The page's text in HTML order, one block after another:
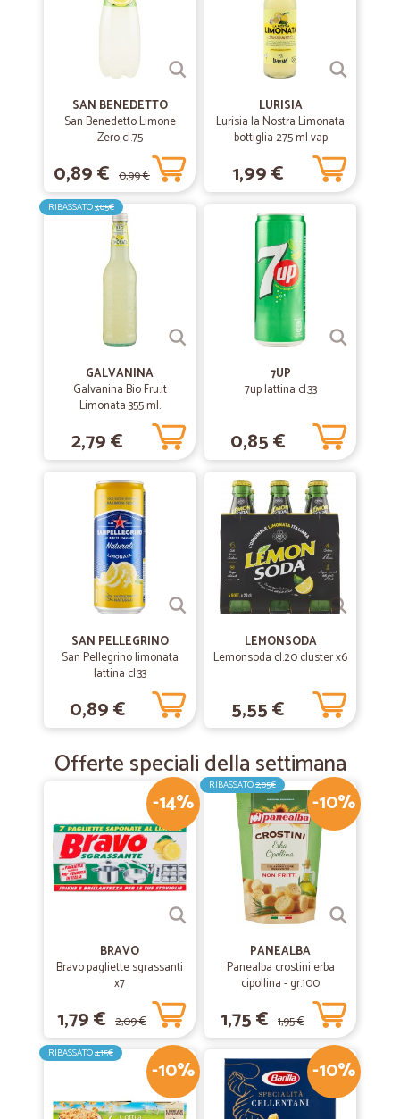
20/07/2020
Veloci e precisi
Veloci e precisi
29/12/2019
—Jacomina P.
Grazie mille per la puntualità i…
Grazie mille per la puntualità i prodotti ordinati erano ottimi e graxie
anche x il carinissimo omaggio
SAN BENEDETTO
San Benedetto Limone
Zero cl.75
0,89 € 0,99 €
LURISIA
Lurisia la Nostra Limonata
bottiglia 275 ml vap
1,99 €
RIBASSATO3,05€
GALVANINA
Galvanina Bio Fru.it
Limonata 355 ml.
2,79 €
7UP
7up lattina cl.33
0,85 €
SAN PELLEGRINO
San Pellegrino limonata
lattina cl.33
0,89 €
LEMONSODA
Lemonsoda cl.20 cluster x6
5,55 €
Offerte speciali della settimana
-14%
BRAVO
Bravo pagliette sgrassanti
x7
1,79 € 2,09 €
-10%
RIBASSATO2,05€
PANEALBA
Panealba crostini erba
cipollina - gr.100
1,75 € 1,95 €
-10%
RIBASSATO4,15€
-10%